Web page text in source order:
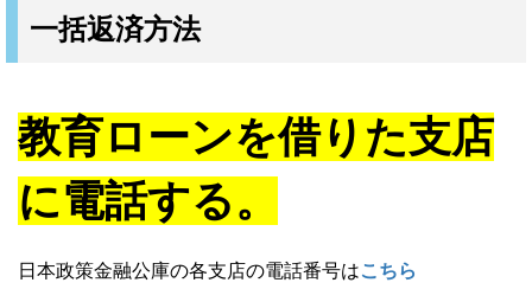
一括返済方法
教育ローンを借りた支店
に電話する。
日本政策金融公庫の各支店の電話番号はこちら